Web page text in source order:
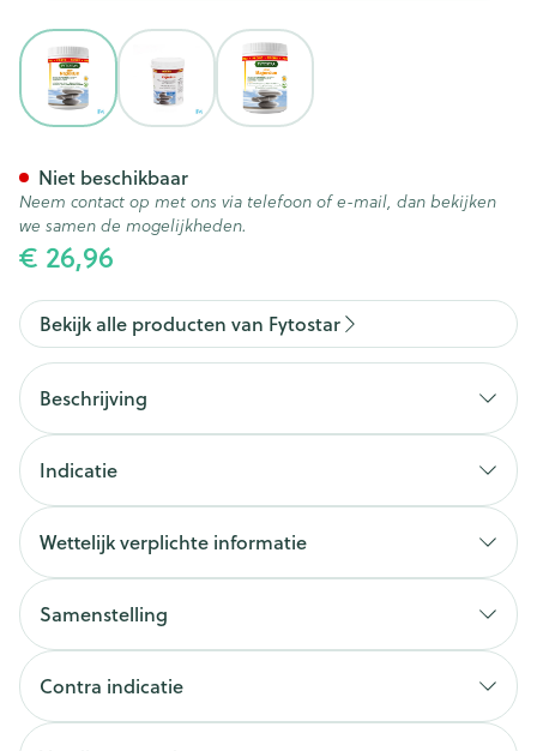
View larger imageView larger imageView larger image
€ 26,96
Niet beschikbaar
Neem contact op met ons via telefoon of e-mail, dan bekijken
we samen de mogelijkheden.
Bekijk alle producten van Fytostar
Beschrijving
Indicatie
Wettelijk verplichte informatie
Samenstelling
Contra indicatie